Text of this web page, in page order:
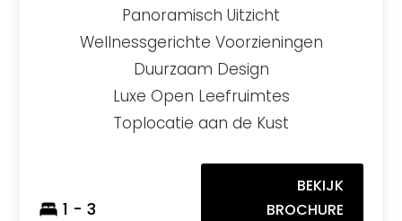
Panoramisch Uitzicht
Wellnessgerichte Voorzieningen
Duurzaam Design
Luxe Open Leefruimtes
Toplocatie aan de Kust
1 - 3
BEKIJK
BROCHURE